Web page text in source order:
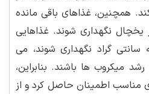
همچنین، غذاهای باقی مانده
نگهداری شوند. غذاهایی
بالای 5 درجه سانتی گراد نگهداری شوند، می
میکروب ها باشند. بنابراین،
مناسب اطمینان حاصل کرد و از